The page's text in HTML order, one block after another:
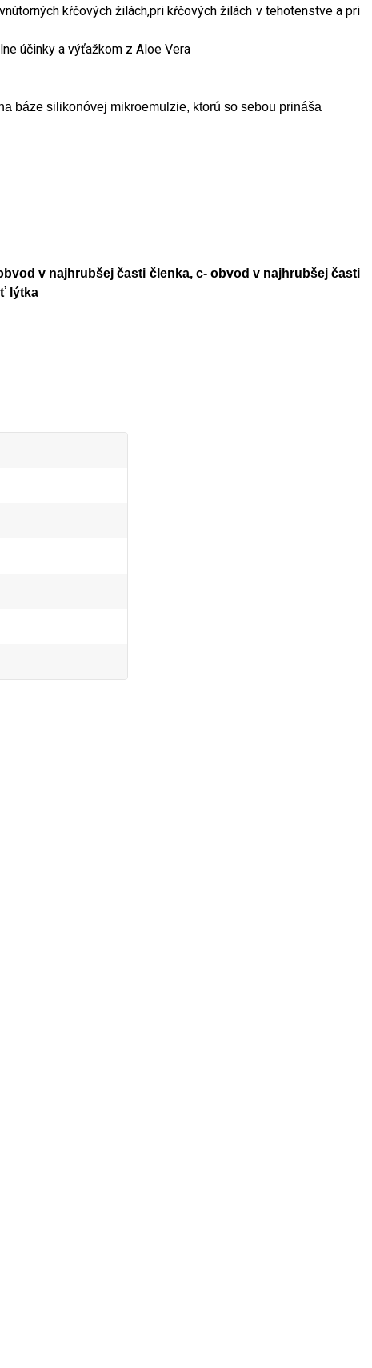
kŕčových žilách,pri kŕčových žilách v tehotenstve a pri
účinky a výťažkom z Aloe Vera
báze silikonóvej mikroemulzie, ktorú so sebou prináša
v najhrubšej časti členka, c- obvod v najhrubšej časti
lýtka